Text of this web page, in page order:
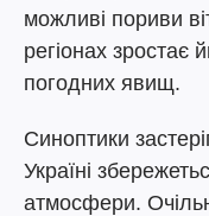
можливі пориви
регіонах зростає
погодних явищ.
Синоптики
Україні
атмосфери.